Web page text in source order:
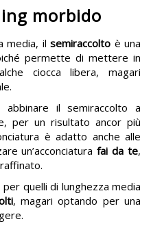
morbido
media, ilsemiraccolto è una
permette di mettere in
ciocca libera, magari
abbinare il semiraccolto a
per un risultato ancor più
è adatto anche alle
un’acconciaturafai da te,
quelli di lunghezza media
, magari optando per una